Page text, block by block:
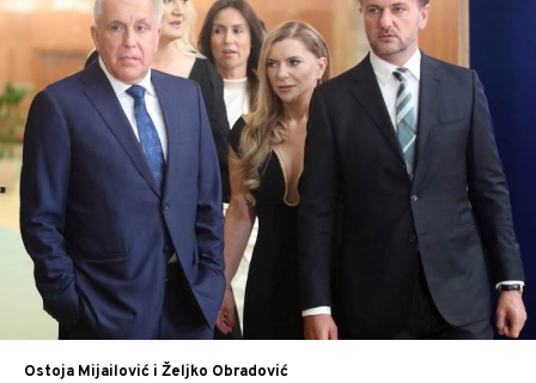
Ostoja Mijailović i Željko Obradović